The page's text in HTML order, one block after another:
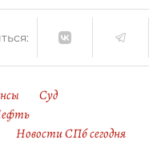
Суд
Новости СПб сегодня